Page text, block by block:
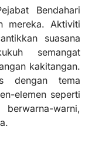
Bendahari
mereka. Aktiviti
suasana
semangat
kakitangan.
dengan tema
elemen seperti
warni,